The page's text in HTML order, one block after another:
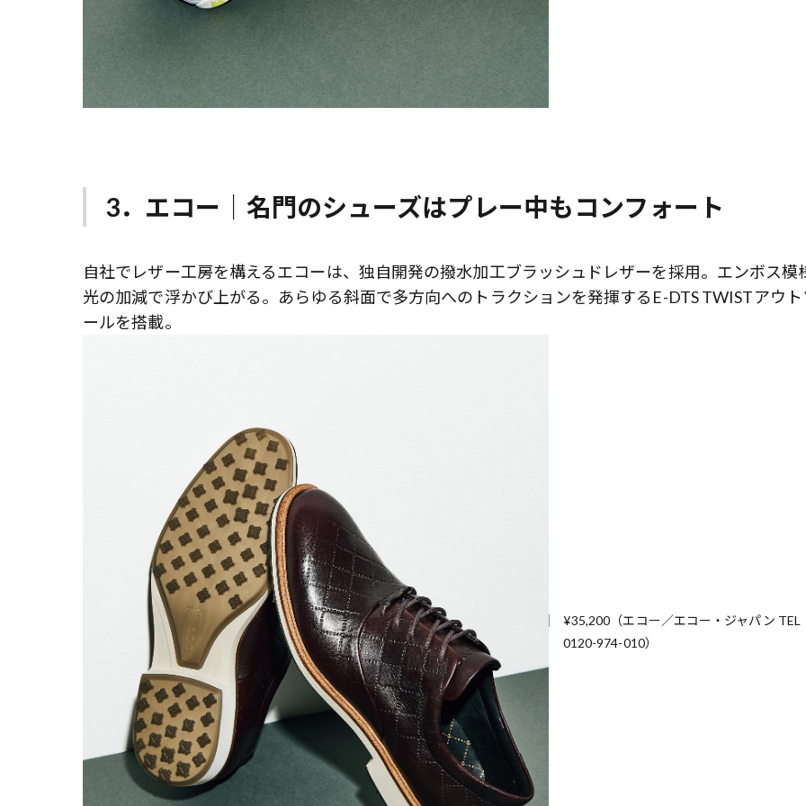
3．エコー｜名門のシューズはプレー中もコンフォート
自社でレザー工房を構えるエコーは、独自開発の撥水加工ブラッシュドレザーを採用。エンボス模
光の加減で浮かび上がる。あらゆる斜面で多方向へのトラクションを発揮するE-DTS TWISTアウト
ールを搭載。
¥35,200（エコー／エコー・ジャパン TEL
0120-974-010）